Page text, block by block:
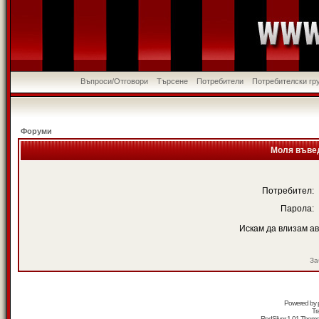
Въпроси/Отговори Търсене Потребители Потребителски
Форуми
Моля
Потребител:
Парола:
Искам да влизам
Powered by